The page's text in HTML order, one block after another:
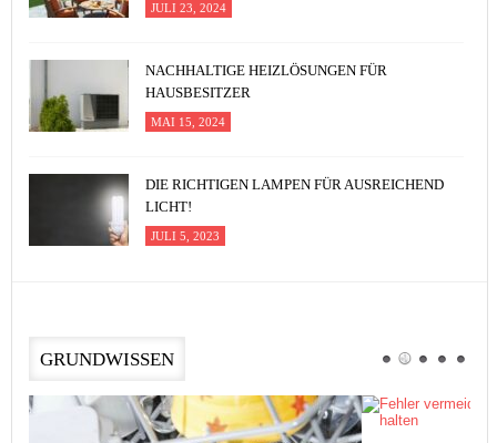
JULI 23, 2024
NACHHALTIGE HEIZLÖSUNGEN FÜR
HAUSBESITZER
MAI 15, 2024
DIE RICHTIGEN LAMPEN FÜR AUSREICHEND
LICHT!
JULI 5, 2023
GRUNDWISSEN